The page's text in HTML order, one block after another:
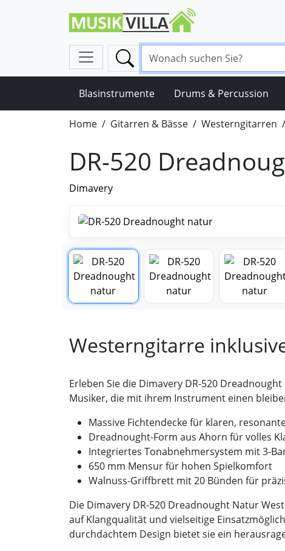
Blasinstrumente Drums & Percussion
Home Gitarren & Bässe Westerngitarren
DR-520
Dimavery
Westerngitarre
Erleben Sie die Dimavery DR-520
Musiker, die mit ihrem Instrument einen
Massive Fichtendecke für klaren,
Dreadnought-Form aus Ahorn für volles
Integriertes Tonabnehmersystem mit 3-
650 mm Mensur für hohen Spielkomfort
Walnuss-Griffbrett mit 20 Bünden für
Die Dimavery DR-520 Dreadnought Natur
auf Klangqualität und vielseitige
durchdachtem Design bietet sie ein